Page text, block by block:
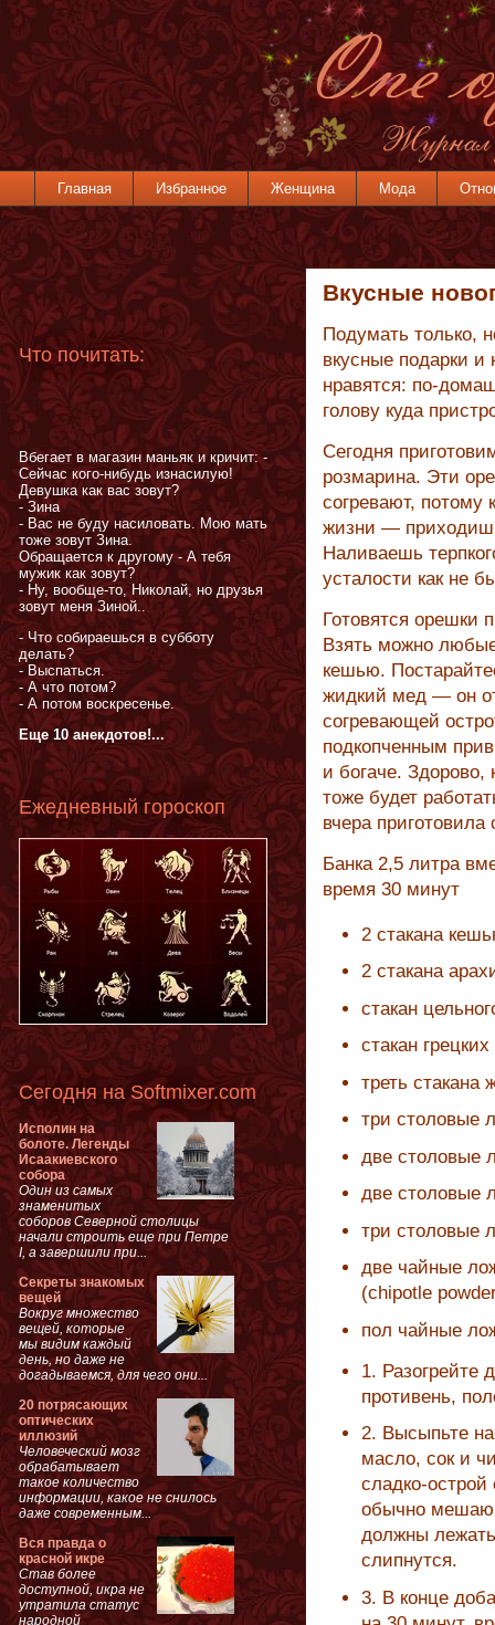
Главная Избранное Женщина Мода
Вкусные
Подумать только,
вкусные подарки и
нравятся: по-
голову куда
Сегодня
розмарина. Эти
согревают, потому
жизни —
Наливаешь
усталости как не
Готовятся орешки
Взять можно
кешью.
жидкий мед — он
согревающей
подкопченным
и богаче. Здорово,
тоже будет
вчера
Банка 2,5 литра
время 30 минут
2 стакана
2 стакана
стакан
стакан
треть стакана
три столовые
две столовые
две столовые
три столовые
две чайные
(chipotle
пол чайные
1. Разогрейте
противень,
2. Высыпьте
масло, сок и
сладко-
обычно мешаю
должны
слипнутся.
3. В конце
Что почитать:
Вбегает в магазин маньяк и кричит: -
Сейчас кого-нибудь изнасилую!
Девушка как вас зовут?
- Зина
- Вас не буду насиловать. Мою мать
тоже зовут Зина.
Обращается к другому - А тебя
мужик как зовут?
- Ну, вообще-то, Николай, но друзья
зовут меня Зиной..
- Что собираешься в субботу
делать?
- Выспаться.
- А что потом?
- А потом воскресенье.
Еще 10 анекдотов!...
Ежедневный гороскоп
Сегодня на Softmixer.com
Исполин на
болоте. Легенды
Исаакиевского
собора
Один из самых
знаменитых
соборов Северной столицы
начали строить еще при Петре
I, а завершили при...
Секреты знакомых
вещей
Вокруг множество
вещей, которые
мы видим каждый
день, но даже не
догадываемся, для чего они...
20 потрясающих
оптических
иллюзий
Человеческий мозг
обрабатывает
такое количество
информации, какое не снилось
даже современным...
Вся правда о
красной икре
Став более
доступной, икра не
утратила статус
народной